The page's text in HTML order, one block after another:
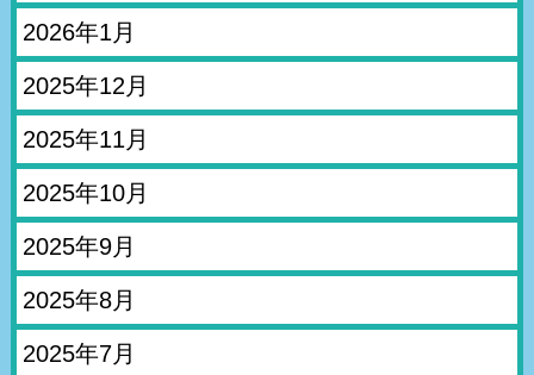
2026年1月
2025年12月
2025年11月
2025年10月
2025年9月
2025年8月
2025年7月